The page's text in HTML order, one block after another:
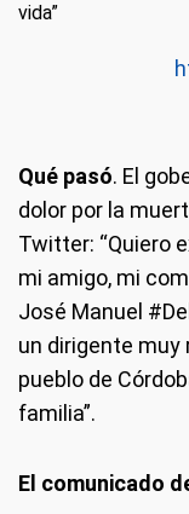
Qué pasó. El
dolor por la
Twitter: “Quiero
mi amigo, mi
José Manuel
un dirigente muy
pueblo de
familia”.
El comunicado